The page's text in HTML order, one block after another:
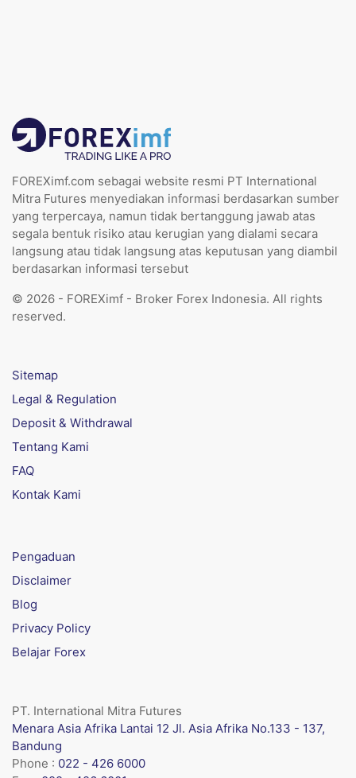
FOREXimf.com sebagai website resmi PT International
Mitra Futures menyediakan informasi berdasarkan sumber
yang terpercaya, namun tidak bertanggung jawab atas
segala bentuk risiko atau kerugian yang dialami secara
langsung atau tidak langsung atas keputusan yang diambil
berdasarkan informasi tersebut
© 2026 - FOREXimf - Broker Forex Indonesia. All rights
reserved.
Sitemap
Legal & Regulation
Deposit & Withdrawal
Tentang Kami
FAQ
Kontak Kami
Pengaduan
Disclaimer
Blog
Privacy Policy
Belajar Forex
PT. International Mitra Futures
Menara Asia Afrika Lantai 12 Jl. Asia Afrika No.133 - 137,
Bandung
Phone : 022 - 426 6000